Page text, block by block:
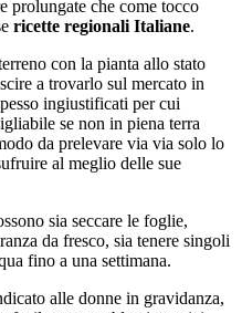
prolungate che come tocco
ricette regionali Italiane.
con la pianta allo stato
a trovarlo sul mercato in
ingiustificati per cui
se non in piena terra
da prelevare via via solo lo
al meglio delle sue
sia seccare le foglie,
da fresco, sia tenere singoli
fino a una settimana.
alle donne in gravidanza,